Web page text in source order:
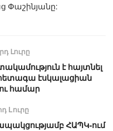
Փաշինյանը:
Լուրը
է հայտնել
հետագա էսկալացիան
համար
Lուրը
ՀԱՊԿ-ում